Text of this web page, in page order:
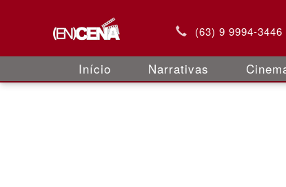
(63) 9 9994-3446
Início Narrativas